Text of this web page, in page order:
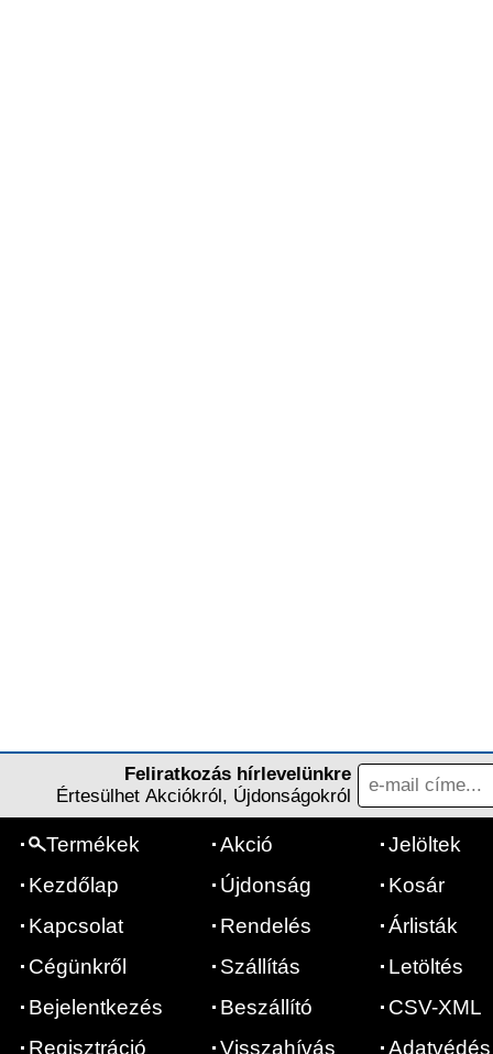
Feliratkozás hírlevelünkre
Értesülhet Akciókról, Újdonságokról
Termékek
Kezdőlap
Kapcsolat
Cégünkről
Bejelentkezés
Regisztráció
Akció
Újdonság
Rendelés
Szállítás
Beszállító
Visszahívás
Jelöltek
Kosár
Árlisták
Letöltés
CSV-XML
Adatvédés